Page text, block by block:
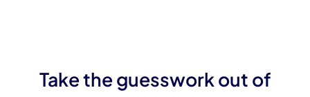
Take the guesswork out of